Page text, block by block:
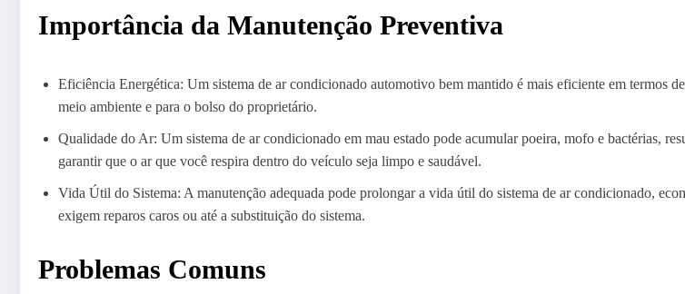
Importância da Manutenção Preventiva
Eficiência Energética: Um sistema de ar condicionado automotivo bem mantido é mais eficiente em termos
meio ambiente e para o bolso do proprietário.
Qualidade do Ar: Um sistema de ar condicionado em mau estado pode acumular poeira, mofo e bactérias,
garantir que o ar que você respira dentro do veículo seja limpo e saudável.
Vida Útil do Sistema: A manutenção adequada pode prolongar a vida útil do sistema de ar condicionado,
exigem reparos caros ou até a substituição do sistema.
Problemas Comuns